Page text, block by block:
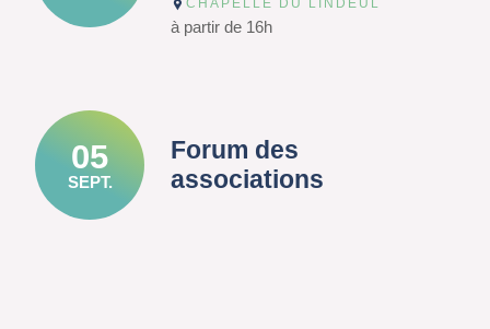
CHAPELLE DU LINDEUL
à partir de 16h
05
SEPT.
Forum des
associations